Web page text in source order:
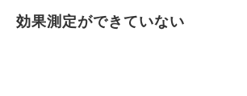
効果測定ができていない